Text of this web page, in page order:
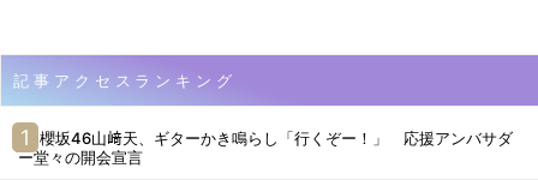
記事アクセスランキング
櫻坂46山﨑天、ギターかき鳴らし「行くぞー！」 応援アンバサダ
ー堂々の開会宣言